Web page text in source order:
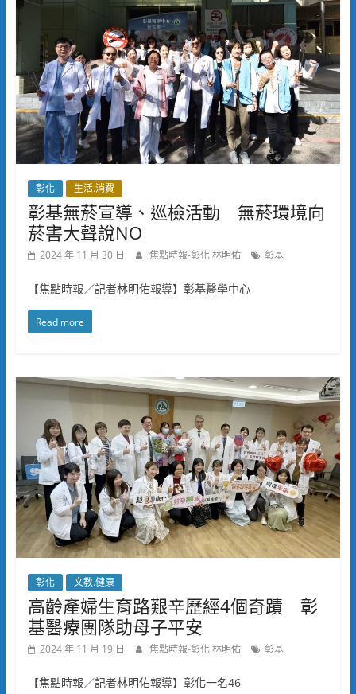
彰化 生活.消費
彰基無菸宣導、巡檢活動 無菸環境向
菸害大聲說NO
2024 年 11 月 30 日 焦點時報-彰化 林明佑 彰基
【焦點時報／記者林明佑報導】彰基醫學中心
Read more
彰化 文教.健康
高齡產婦生育路艱辛歷經4個奇蹟 彰
基醫療團隊助母子平安
2024 年 11 月 19 日 焦點時報-彰化 林明佑 彰基
【焦點時報／記者林明佑報導】彰化一名46